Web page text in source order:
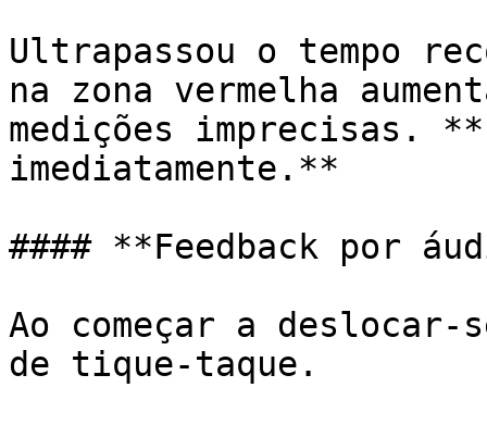
Ultrapassou o tempo
na zona vermelha
medições imprecisas.
imediatamente.**
#### **Feedback por
Ao começar a deslocar-
de tique-taque.